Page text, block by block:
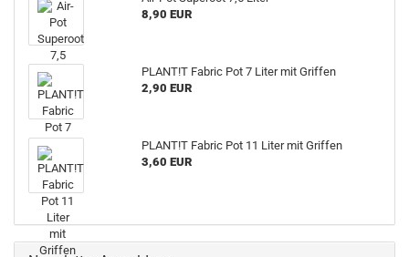
8,90 EUR
PLANT!T Fabric Pot 7 Liter mit Griffen
2,90 EUR
PLANT!T Fabric Pot 11 Liter mit Griffen
3,60 EUR